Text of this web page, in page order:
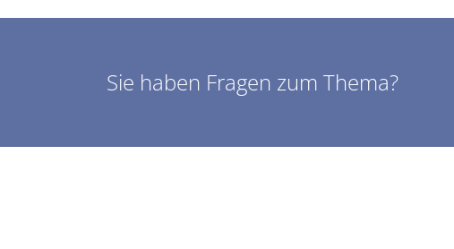
Sie haben Fragen zum Thema?